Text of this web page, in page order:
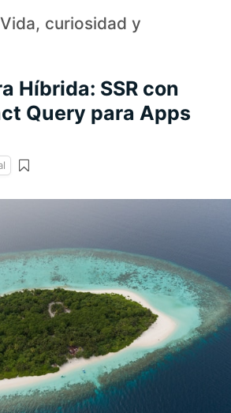
curiosidad y
Híbrida: SSR con
Query para Apps